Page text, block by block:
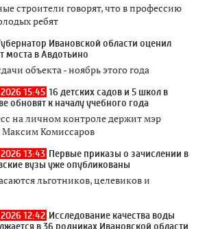
строители говорят, что в профессию
ребят
Ивановской области оценил
моста в Авдотьино
объекта - ноябрь этого года
15:45 16 детских садов и 5 школ в
обновят к началу учебного года
на личном контроле держит мэр
Максим Комиссаров
13:43 Первые приказы о зачислении в
вузы уже опубликованы
льготников, целевиков и
12:42 Исследование качества воды
в 36 родниках Ивановской области